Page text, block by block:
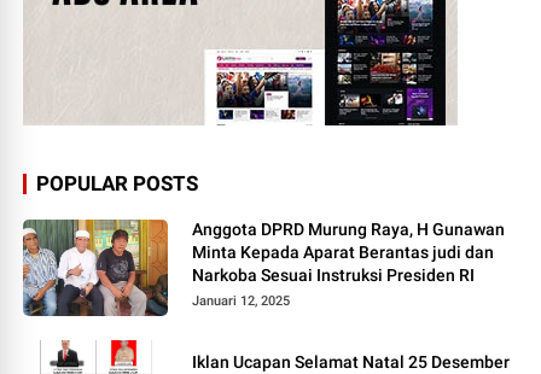
POPULAR POSTS
Anggota DPRD Murung Raya, H Gunawan
Minta Kepada Aparat Berantas judi dan
Narkoba Sesuai Instruksi Presiden RI
Januari 12, 2025
Iklan Ucapan Selamat Natal 25 Desember